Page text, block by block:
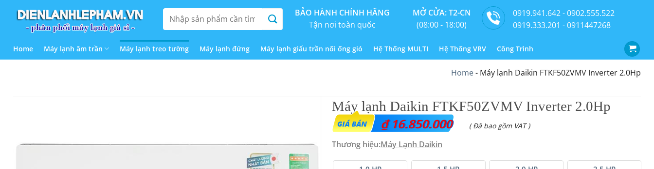
kiếm:
BẢO HÀNH CHÍNH HÃNG
Tận nơi toàn quốc
MỞ CỬA: T2-CN
(08:00 - 18:00)
0919.941.642 - 0902.555.522
0919.333.201 - 0911447268
Home Máy lạnh âm trần Máy lạnh treo tường Máy lạnh đứng Máy lạnh giấu trần nối ống gió Hệ Thống MULTI Hệ Thống VRV Công Trình
Home- Máy lạnh Daikin FTKF50ZVMV Inverter 2.0Hp
Máy lạnh Daikin FTKF50ZVMV Inverter 2.0Hp
₫16.850.000 ( Đã bao gồm VAT )
Thương hiệu:Máy Lạnh Daikin